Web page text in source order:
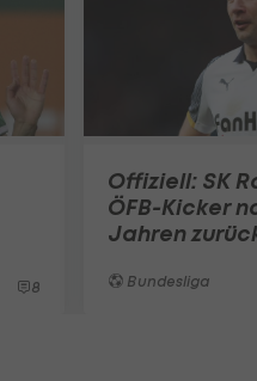
8
Offiziell: SK
ÖFB-Kicker
Jahren
Bundesliga